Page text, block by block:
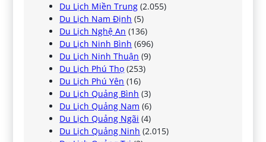
Du Lịch Miền Trung (2.055)
Du Lịch Nam Định (5)
Du Lịch Nghệ An (136)
Du Lịch Ninh Bình (696)
Du Lịch Ninh Thuận (9)
Du Lịch Phú Thọ (253)
Du Lịch Phú Yên (16)
Du Lịch Quảng Bình (3)
Du Lịch Quảng Nam (6)
Du Lịch Quảng Ngãi (4)
Du Lịch Quảng Ninh (2.015)